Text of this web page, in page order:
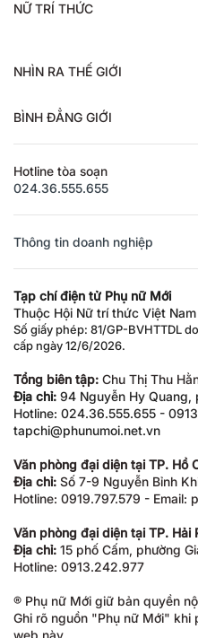
NỮ TRÍ THỨC
NHÌN RA THẾ GIỚI
BÌNH ĐẲNG GIỚI
Hotline tòa soạn
024.36.555.655
Thông tin doanh nghiệp
Tạp chí điện tử Phụ nữ Mới
Thuộc Hội Nữ trí thức Việt Nam
Số giấy phép: 81/GP-BVHTTDL
cấp ngày 12/6/2026.
Tổng biên tập: Chu Thị Thu
Địa chỉ: 94 Nguyễn Hy Quang,
Hotline: 024.36.555.655 -
tapchi@phunumoi.net.vn
Văn phòng đại diện tại TP. Hồ
Địa chỉ: Số 7-9 Nguyễn Bỉnh
Hotline: 0919.797.579 - Email:
Văn phòng đại diện tại TP. Hải
Địa chỉ: 15 phố Cấm, phường
Hotline: 0913.242.977
® Phụ nữ Mới giữ bản quyền
Ghi rõ nguồn "Phụ nữ Mới"